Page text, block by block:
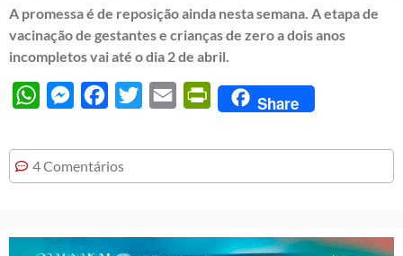
A promessa é de reposição ainda nesta semana. A etapa de
vacinação de gestantes e crianças de zero a dois anos
incompletos vai até o dia 2 de abril.
WhatsAppMessengerFacebook
Twitter Email PrintFriendly
Share
4 Comentários